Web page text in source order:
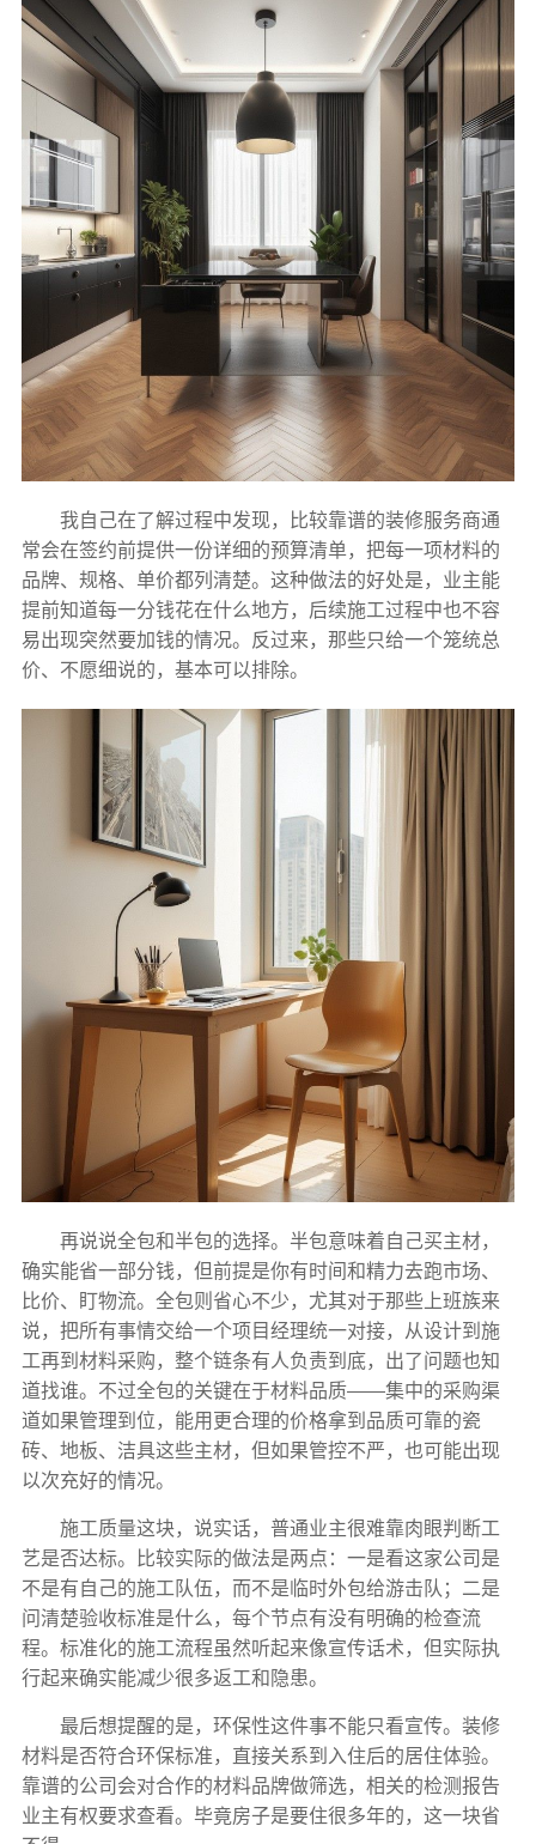
我自己在了解过程中发现，比较靠谱的装修服务商通
常会在签约前提供一份详细的预算清单，把每一项材料的
品牌、规格、单价都列清楚。这种做法的好处是，业主能
提前知道每一分钱花在什么地方，后续施工过程中也不容
易出现突然要加钱的情况。反过来，那些只给一个笼统总
价、不愿细说的，基本可以排除。
再说说全包和半包的选择。半包意味着自己买主材，
确实能省一部分钱，但前提是你有时间和精力去跑市场、
比价、盯物流。全包则省心不少，尤其对于那些上班族来
说，把所有事情交给一个项目经理统一对接，从设计到施
工再到材料采购，整个链条有人负责到底，出了问题也知
道找谁。不过全包的关键在于材料品质——集中的采购渠
道如果管理到位，能用更合理的价格拿到品质可靠的瓷
砖、地板、洁具这些主材，但如果管控不严，也可能出现
以次充好的情况。
施工质量这块，说实话，普通业主很难靠肉眼判断工
艺是否达标。比较实际的做法是两点：一是看这家公司是
不是有自己的施工队伍，而不是临时外包给游击队；二是
问清楚验收标准是什么，每个节点有没有明确的检查流
程。标准化的施工流程虽然听起来像宣传话术，但实际执
行起来确实能减少很多返工和隐患。
最后想提醒的是，环保性这件事不能只看宣传。装修
材料是否符合环保标准，直接关系到入住后的居住体验。
靠谱的公司会对合作的材料品牌做筛选，相关的检测报告
业主有权要求查看。毕竟房子是要住很多年的，这一块省